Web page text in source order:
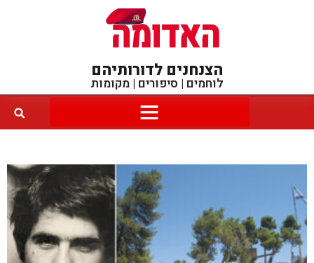
הצנחנים לדורותיהם
לוחמים | סיפורים | מקומות